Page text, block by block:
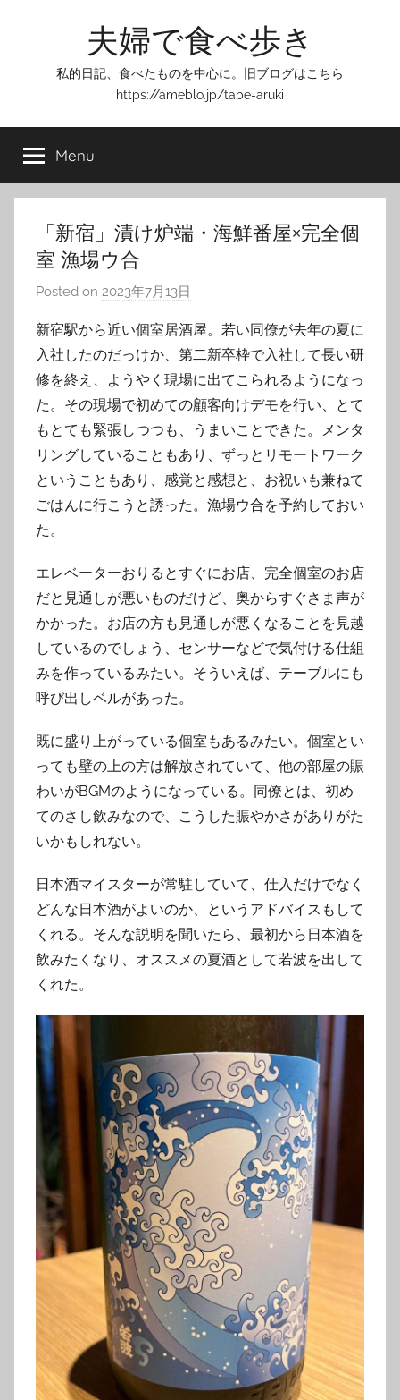
夫婦で食べ歩き
私的日記、食べたものを中心に。旧ブログはこちら
https://ameblo.jp/tabe-aruki
Menu
「新宿」漬け炉端・海鮮番屋×完全個
室 漁場ウ合
Posted on 2023年7月13日
T
o
m
新宿駅から近い個室居酒屋。若い同僚が去年の夏に
入社したのだっけか、第二新卒枠で入社して長い研
修を終え、ようやく現場に出てこられるようになっ
た。その現場で初めての顧客向けデモを行い、とて
もとても緊張しつつも、うまいことできた。メンタ
リングしていることもあり、ずっとリモートワーク
ということもあり、感覚と感想と、お祝いも兼ねて
ごはんに行こうと誘った。漁場ウ合を予約しておい
た。
エレベーターおりるとすぐにお店、完全個室のお店
だと見通しが悪いものだけど、奥からすぐさま声が
かかった。お店の方も見通しが悪くなることを見越
しているのでしょう、センサーなどで気付ける仕組
みを作っているみたい。そういえば、テーブルにも
呼び出しベルがあった。
既に盛り上がっている個室もあるみたい。個室とい
っても壁の上の方は解放されていて、他の部屋の賑
わいがBGMのようになっている。同僚とは、初め
てのさし飲みなので、こうした賑やかさがありがた
いかもしれない。
日本酒マイスターが常駐していて、仕入だけでなく
どんな日本酒がよいのか、というアドバイスもして
くれる。そんな説明を聞いたら、最初から日本酒を
飲みたくなり、オススメの夏酒として若波を出して
くれた。